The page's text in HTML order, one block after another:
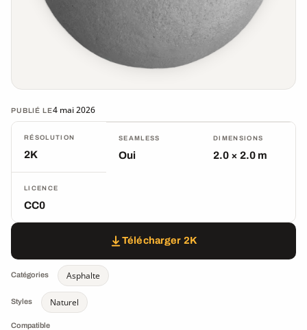
PUBLIÉ LE4 mai 2026
RÉSOLUTION
2K
SEAMLESS
Oui
DIMENSIONS
2.0 × 2.0 m
LICENCE
CC0
Télécharger 2K
Catégories Asphalte
Styles Naturel
Compatible